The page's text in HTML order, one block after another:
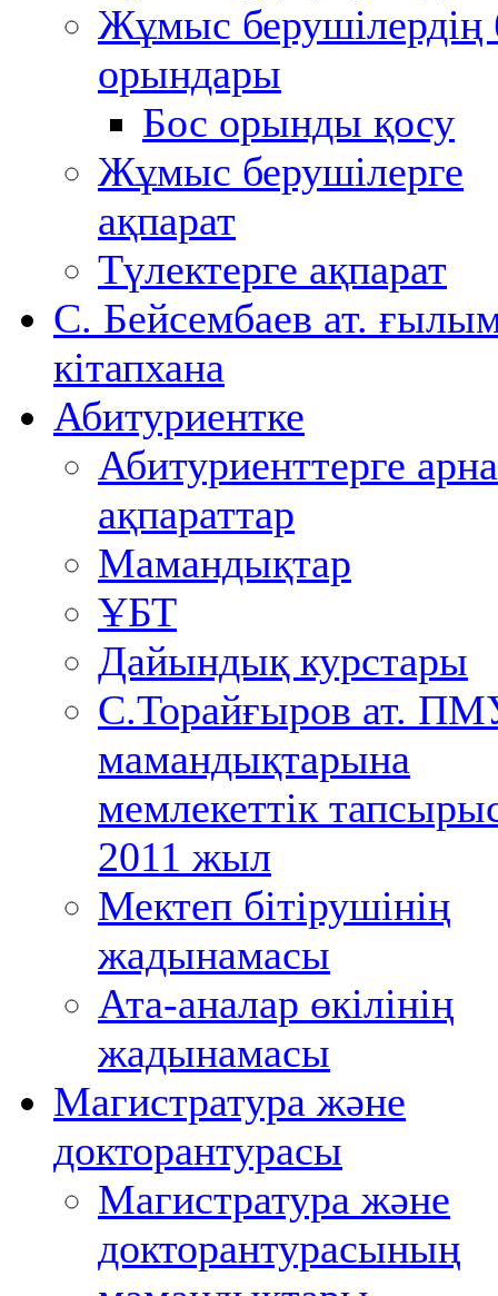
Жұмыс берушілердің
орындары
Бос орынды қосу
Жұмыс берушілерге
ақпарат
Түлектерге ақпарат
С. Бейсембаев ат.
кітапхана
Абитуриентке
Абитуриенттерге
ақпараттар
Мамандықтар
ҰБТ
Дайындық курстары
С.Торайғыров ат.
мамандықтарына
мемлекеттік
2011 жыл
Мектеп бітірушінің
жадынамасы
Ата-аналар өкілінің
жадынамасы
Магистратура және
докторантурасы
Магистратура және
докторантурасының